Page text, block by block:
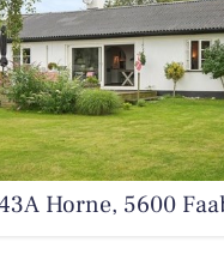
Horne, 5600